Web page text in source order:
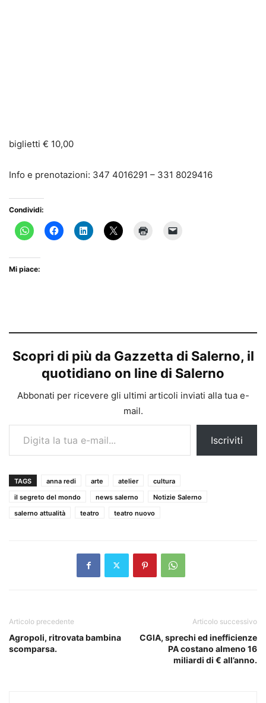
biglietti € 10,00
Info e prenotazioni: 347 4016291 – 331 8029416
Condividi:
Mi piace:
Scopri di più da Gazzetta di Salerno, il
quotidiano on line di Salerno
Abbonati per ricevere gli ultimi articoli inviati alla tua e-
mail.
Digita la tua e-mail...
Iscriviti
TAGS anna redi arte atelier
cultura
il segreto del mondo
news salerno
Notizie Salerno
salerno attualità
teatro teatro nuovo
Articolo precedente
Agropoli, ritrovata bambina
scomparsa.
Articolo successivo
CGIA, sprechi ed inefficienze
PA costano almeno 16
miliardi di € all’anno.